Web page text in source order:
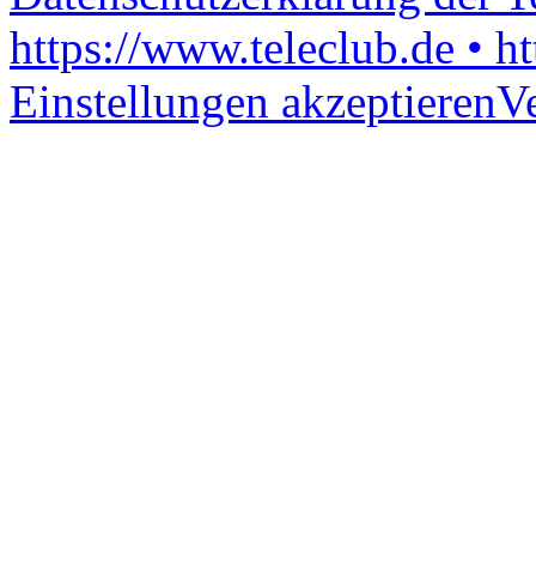
https://www.teleclub.de •
Einstellungen akzeptieren